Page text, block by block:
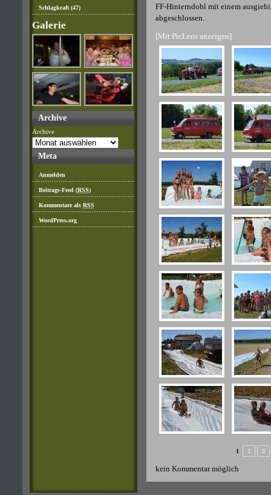
Schlagkraft(47)
Galerie
Archive
Archive
Meta
Anmelden
Beitrags-Feed (RSS)
Kommentare als RSS
WordPress.org
FF-Hinterndobl mit einem
abgeschlossen.
[Mit PicLens anzeigen]
1 2 3
kein Kommentar möglich